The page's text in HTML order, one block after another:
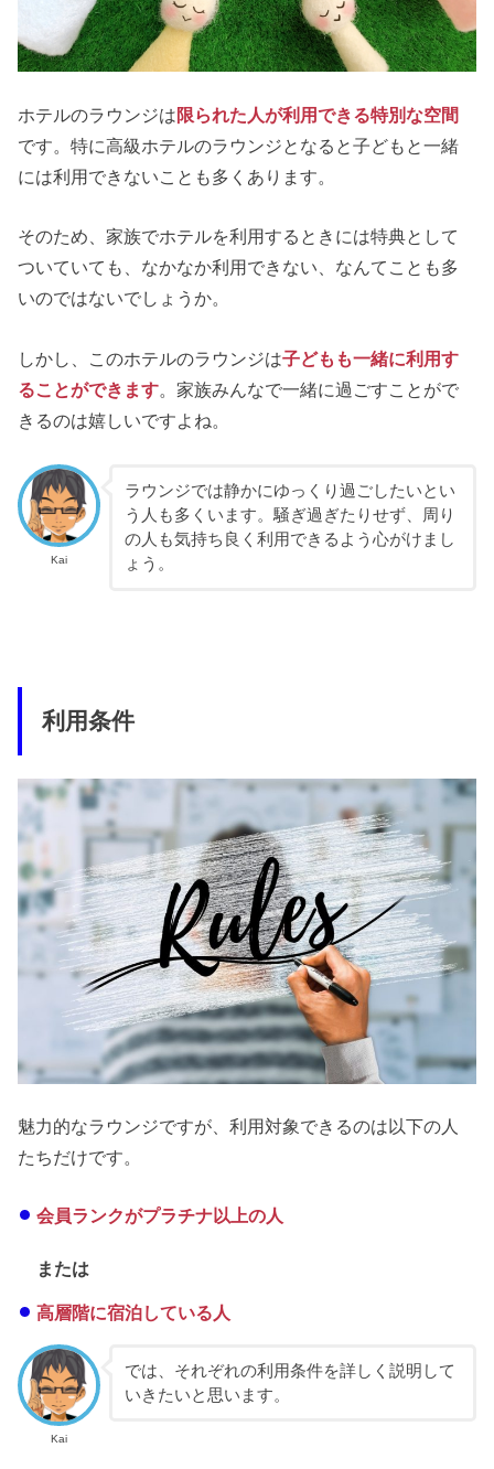
ホテルのラウンジは限られた人が利用できる特別な空間
です。特に高級ホテルのラウンジとなると子どもと一緒
には利用できないことも多くあります。
そのため、家族でホテルを利用するときには特典として
ついていても、なかなか利用できない、なんてことも多
いのではないでしょうか。
しかし、このホテルのラウンジは子どもも一緒に利用す
ることができます 。家族みんなで一緒に過ごすことがで
きるのは嬉しいですよね。
Kai
ラウンジでは静かにゆっくり過ごしたいとい
う人も多くいます。騒ぎ過ぎたりせず、周り
の人も気持ち良く利用できるよう心がけまし
ょう。
利用条件
魅力的なラウンジですが、利用対象できるのは以下の人
たちだけです。
会員ランクがプラチナ以上の人
または
高層階に宿泊している人
Kai
では、それぞれの利用条件を詳しく説明して
いきたいと思います。